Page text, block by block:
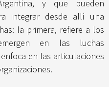
y que pueden
integrar desde allí una
la primera, refiere a los
en las luchas
en las articulaciones